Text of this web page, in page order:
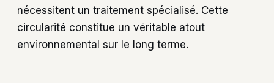
nécessitent un traitement spécialisé. Cette
circularité constitue un véritable atout
environnemental sur le long terme.